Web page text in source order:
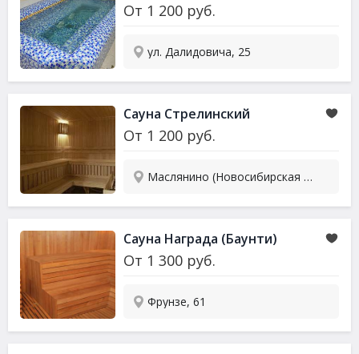
От 1 200 руб.
ул. Далидовича, 25
Сауна Стрелинский
От 1 200 руб.
Маслянино (Новосибирская обл.), Никитина, 20
Сауна Награда (Баунти)
От 1 300 руб.
Фрунзе, 61